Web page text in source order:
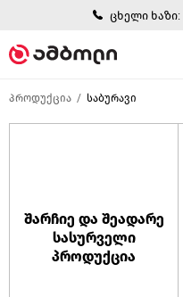
ცხელი ხაზი:
პროდუქცია საბურავი
შარჩიე და შეადარე
სასურველი
პროდუქცია